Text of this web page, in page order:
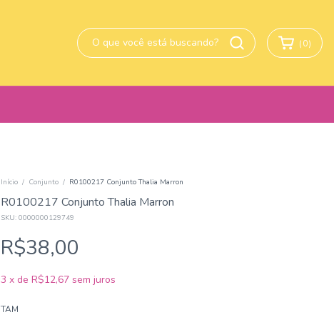
(0)
Início / Conjunto / R0100217 Conjunto Thalia Marron
R0100217 Conjunto Thalia Marron
SKU: 0000000129749
R$38,00
3 x de R$12,67 sem juros
TAM